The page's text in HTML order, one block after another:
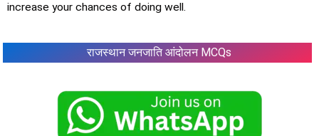
increase your chances of doing well.
राजस्थान जनजाति आंदोलन MCQs